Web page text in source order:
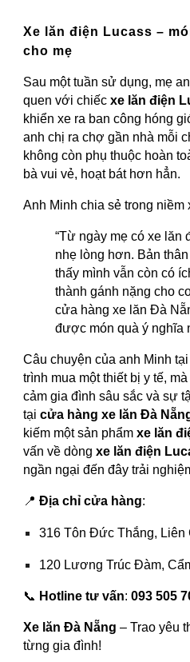
Xe lăn điện Lucass –
cho mẹ
Sau một tuần sử dụng, mẹ
quen với chiếcxe lăn điện
khiển xe ra ban công hóng
anh chị ra chợ gần nhà mỗi
không còn phụ thuộc hoàn
bà vui vẻ, hoạt bát hơn hẳn.
Anh Minh chia sẻ trong niềm
“Từ ngày mẹ có xe lăn
nhẹ lòng hơn. Bản
thấy mình vẫn còn có
thành gánh nặng cho
cửa hàng xe lăn Đà
được món quà ý nghĩa
Câu chuyện của anh Minh
trình mua một thiết bị y tế,
cảm gia đình sâu sắc và sự
tạicửa hàng xe lăn Đà
kiếm một sản phẩmxe lăn
vấn về dòngxe lăn điện
ngần ngại đến đây trải
📍Địa chỉ cửa hàng:
316 Tôn Đức Thắng, Liên
120 Lương Trúc Đàm,
📞 Hotline tư vấn:093 505
Xe lăn Đà Nẵng – Trao yêu
từng gia đình!